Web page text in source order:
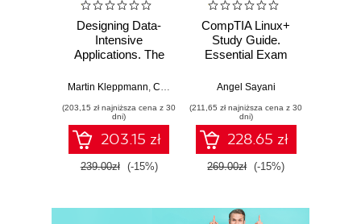
Designing Data-
Intensive
Applications. The
Reliable, Scalable,
Systems. 2nd
Edition
Martin Kleppmann, Chris Riccomini
(203,15 zł najniższa cena z 30
dni)
203.15 zł
239.00zł (-15%)
CompTIA Linux+
Study Guide.
Essential Exam
Angel Sayani
(211,65 zł najniższa cena z 30
dni)
228.65 zł
269.00zł (-15%)